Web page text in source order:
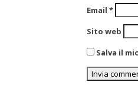
Email *
Sito web
Salva il